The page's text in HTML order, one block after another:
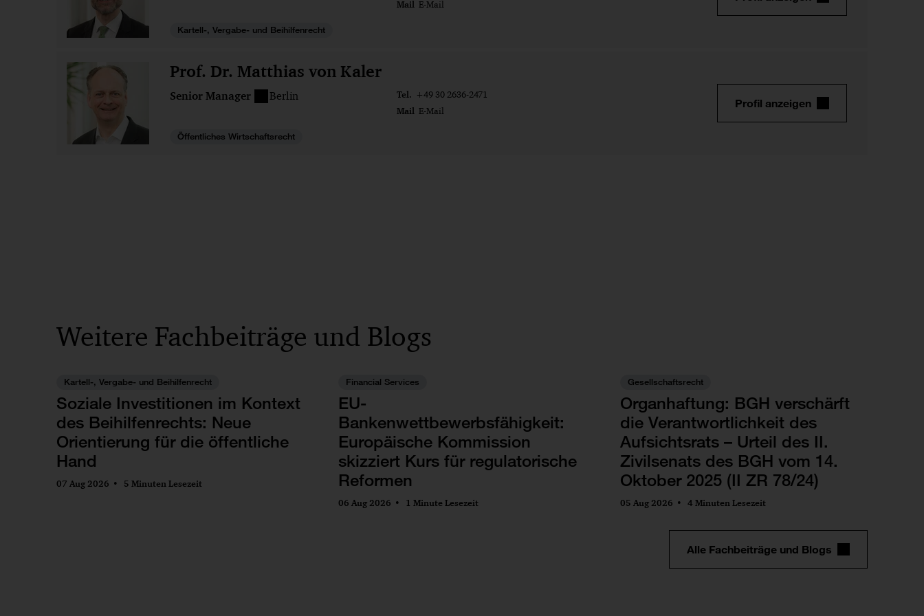
Mail E-Mail
Kartell-, Vergabe- und Beihilfenrecht
Prof. Dr. Matthias von Kaler
Senior Manager Berlin Tel. +49 30 2636-2471
Mail E-Mail
Öffentliches Wirtschaftsrecht
Profil anzeigen
Weitere Fachbeiträge und Blogs
Kartell-, Vergabe- und Beihilfenrecht
Soziale Investitionen im Kontext
des Beihilfenrechts: Neue
Orientierung für die öffentliche
Hand
07 Aug 2026 5 Minuten Lesezeit
Financial Services
EU-
Bankenwettbewerbsfähigkeit:
Europäische Kommission
skizziert Kurs für regulatorische
Reformen
06 Aug 2026 1 Minute Lesezeit
Gesellschaftsrecht
Organhaftung: BGH verschärft
die Verantwortlichkeit des
Aufsichtsrats – Urteil des II.
Zivilsenats des BGH vom 14.
Oktober 2025 (II ZR 78/24)
05 Aug 2026 4 Minuten Lesezeit
Alle Fachbeiträge und Blogs